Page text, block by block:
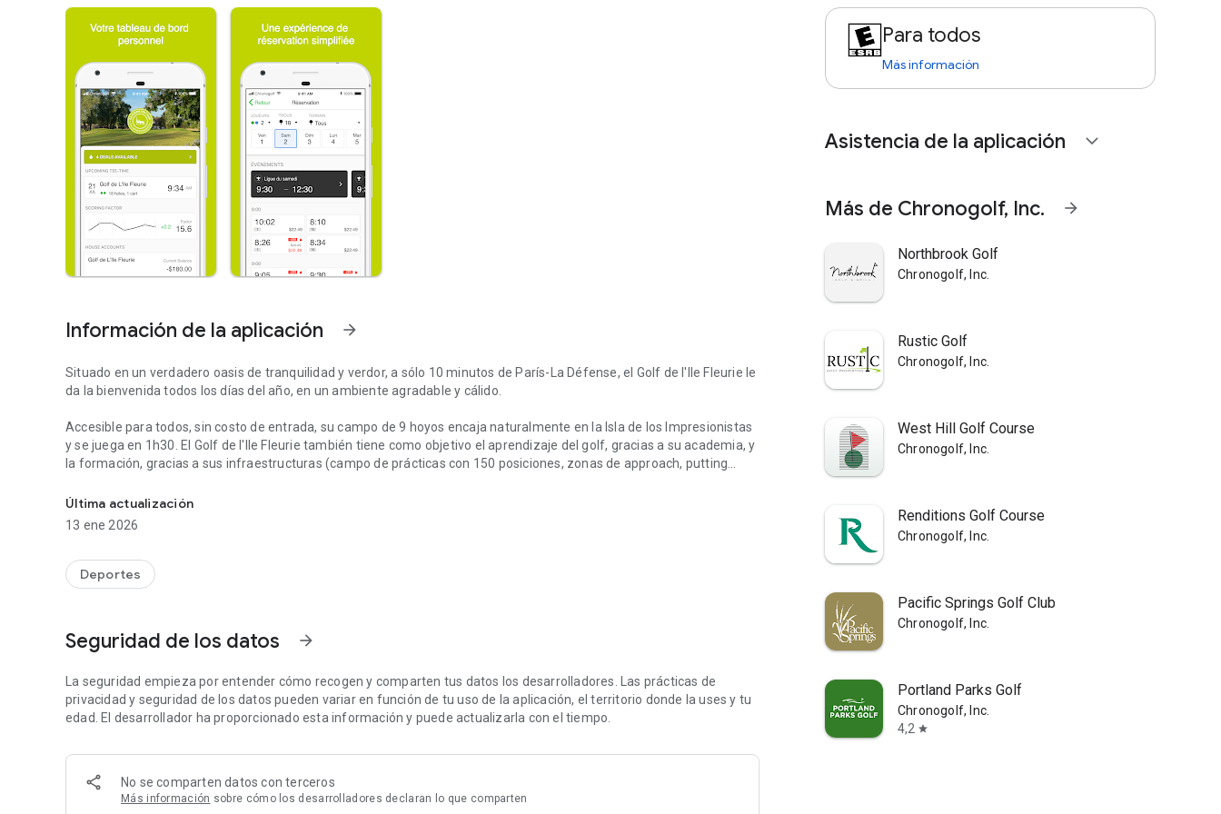
Información de la aplicación arrow_forward
Situado en un verdadero oasis de tranquilidad y verdor, a sólo 10 minutos de París-La Défense, el Golf de l'Ile Fleurie le
da la bienvenida todos los días del año, en un ambiente agradable y cálido.
Accesible para todos, sin costo de entrada, su campo de 9 hoyos encaja naturalmente en la Isla de los Impresionistas
y se juega en 1h30. El Golf de l'Ile Fleurie también tiene como objetivo el aprendizaje del golf, gracias a su academia, y
la formación, gracias a sus infraestructuras (campo de prácticas con 150 posiciones, zonas de approach, putting
El lounge bar restaurante, el Rhino's Club, acoge a golfistas y no golfistas por igual, en un ambiente acogedor, en
Última actualización
13 ene 2026
Deportes
Seguridad de los datos arrow_forward
La seguridad empieza por entender cómo recogen y comparten tus datos los desarrolladores. Las prácticas de
privacidad y seguridad de los datos pueden variar en función de tu uso de la aplicación, el territorio donde la uses y tu
edad. El desarrollador ha proporcionado esta información y puede actualizarla con el tiempo.
No se comparten datos con terceros
Más información sobre cómo los desarrolladores declaran lo que comparten
Para todos
Más información
Asistencia de la aplicación expand_more
Más de Chronogolf, Inc. arrow_forward
Northbrook Golf
Chronogolf, Inc.
Rustic Golf
Chronogolf, Inc.
West Hill Golf Course
Chronogolf, Inc.
Renditions Golf Course
Chronogolf, Inc.
Pacific Springs Golf Club
Chronogolf, Inc.
Portland Parks Golf
Chronogolf, Inc.
4,2 star